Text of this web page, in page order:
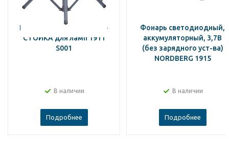
NORDBERG ДЕРЖАТЕЛЬ-
СТОЙКА для ламп 1911
S001
В наличии
Подробнее
Фонарь светодиодный,
аккумуляторный, 3,7В
(без зарядного уст-ва)
NORDBERG 1915
В наличии
Подробнее